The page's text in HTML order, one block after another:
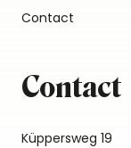
Contact
Contact
Küppersweg 19